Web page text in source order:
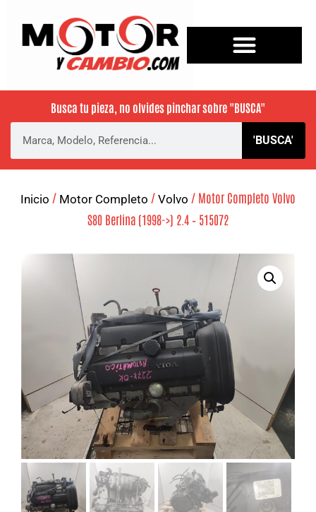
Busca tu pieza, no olvides pinchar sobre "BUSCA"
'BUSCA'
Inicio / Motor Completo / Volvo / Motor Completo Volvo
S80 Berlina (1998->) 2.4 – 515072